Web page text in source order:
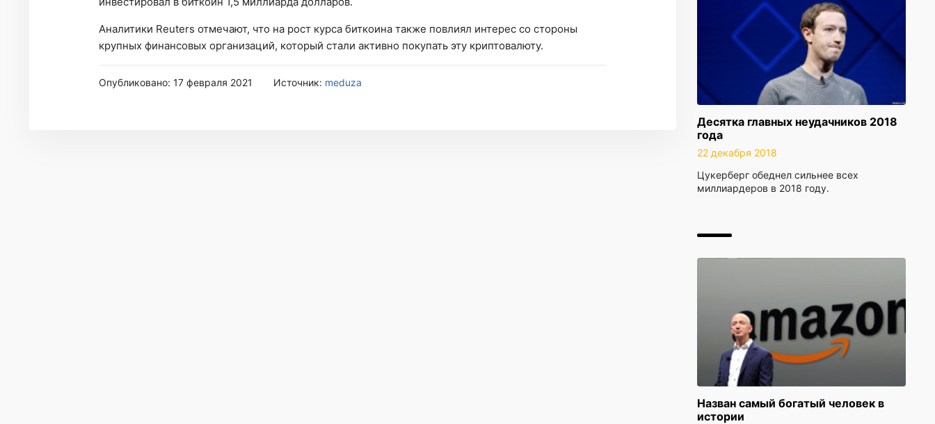
Десятка главных неудачников 2018
года
22 декабря 2018
Цукерберг обеднел сильнее всех
миллиардеров в 2018 году.
Назван самый богатый человек в
истории
Аналитики Reuters отмечают, что на рост курса биткоина также повлиял интерес со стороны
крупных финансовых организаций, который стали активно покупать эту криптовалюту.
Опубликовано: 17 февраля 2021 Источник: meduza